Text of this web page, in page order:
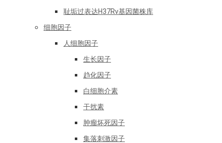
耻垢过表达H37Rv基因菌株库
细胞因子
人细胞因子
生长因子
趋化因子
白细胞介素
干扰素
肿瘤坏死因子
集落刺激因子